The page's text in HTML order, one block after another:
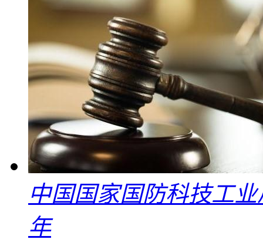
中国国家国防科技工
年